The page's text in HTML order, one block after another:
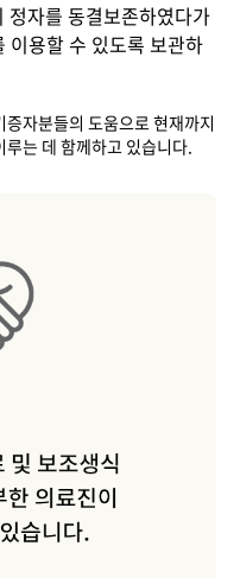
정자를 동결보존하였다가
이용할 수 있도록 보관하
자분들의 도움으로 현재까지
는 데 함께하고 있습니다.